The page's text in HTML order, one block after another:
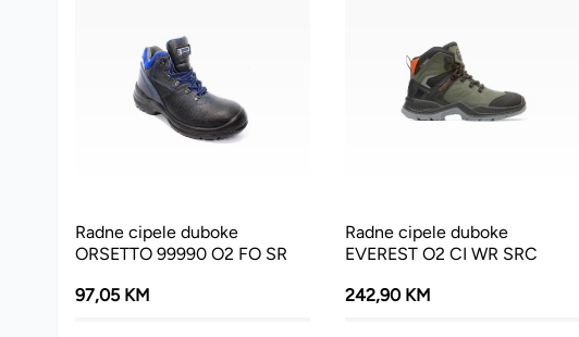
Radne cipele duboke
ORSETTO 99990 O2 FO SR
97,05 KM
Radne cipele duboke
EVEREST O2 CI WR SRC
242,90 KM